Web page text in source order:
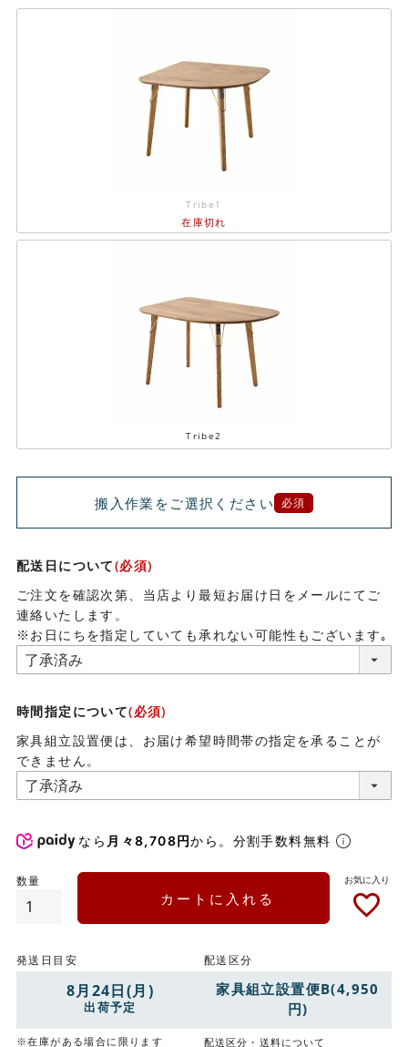
Tribe1
在庫切れ
Tribe2
搬入作業をご選択ください 必須
配送日について(必須)
ご注文を確認次第、当店より最短お届け日をメールにてご
連絡いたします。
※お日にちを指定していても承れない可能性もございます｡
時間指定について(必須)
家具組立設置便は、お届け希望時間帯の指定を承ることが
できません。
なら 月々8,708円から。分割手数料無料
カートに入れる
発送日目安
8月24日(月)
出荷予定
※在庫がある場合に限ります
配送区分
家具組立設置便B(4,950
円)
配送区分・送料について